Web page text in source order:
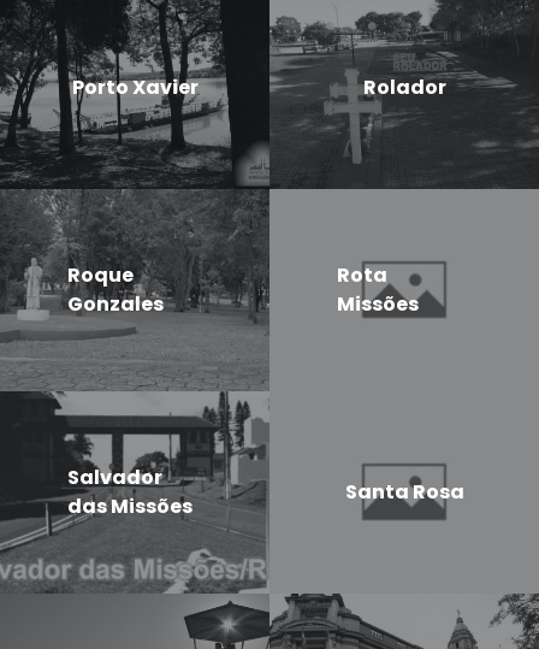
Porto Xavier Rolador
Roque
Gonzales
Rota
Missões
Salvador
das Missões
Santa Rosa